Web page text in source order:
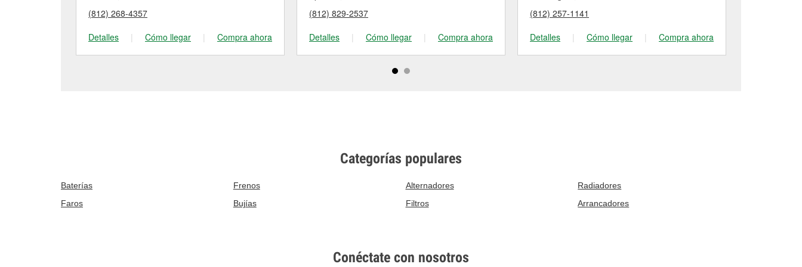
(812) 268-4357
Detalles
| Cómo llegar | Compra ahora
(812) 829-2537
Detalles
| Cómo llegar | Compra ahora
(812) 257-1141
Detalles
| Cómo llegar | Compra ahora
Categorías populares
Baterías Frenos Alternadores
Radiadores
Faros
Bujías Filtros Arrancadores
Conéctate con nosotros